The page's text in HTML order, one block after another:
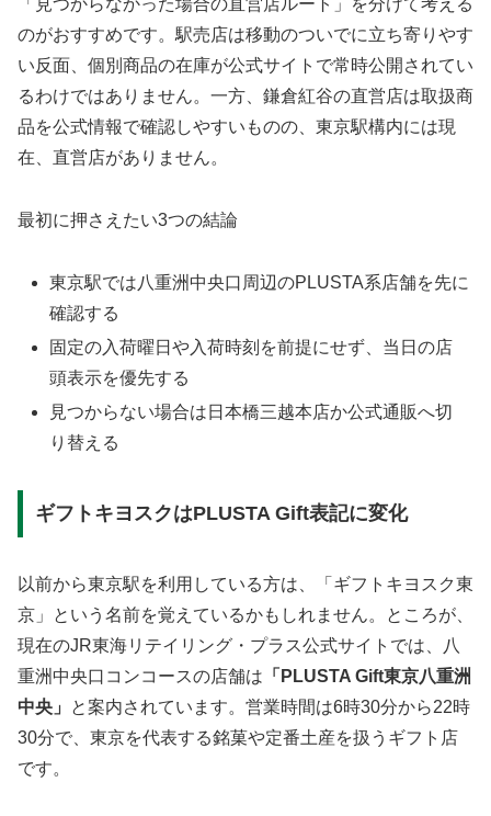
「見つからなかった場合の直営店ルート」を分けて考える
のがおすすめです。駅売店は移動のついでに立ち寄りやす
い反面、個別商品の在庫が公式サイトで常時公開されてい
るわけではありません。一方、鎌倉紅谷の直営店は取扱商
品を公式情報で確認しやすいものの、東京駅構内には現
在、直営店がありません。
最初に押さえたい3つの結論
東京駅では八重洲中央口周辺のPLUSTA系店舗を先に
確認する
固定の入荷曜日や入荷時刻を前提にせず、当日の店
頭表示を優先する
見つからない場合は日本橋三越本店か公式通販へ切
り替える
ギフトキヨスクはPLUSTA Gift表記に変化
以前から東京駅を利用している方は、「ギフトキヨスク東
京」という名前を覚えているかもしれません。ところが、
現在のJR東海リテイリング・プラス公式サイトでは、八
重洲中央口コンコースの店舗は 「PLUSTA Gift東京八重洲
中央」
と案内されています。営業時間は6時30分から22時
30分で、東京を代表する銘菓や定番土産を扱うギフト店
です。